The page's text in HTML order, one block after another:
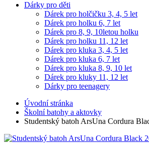
Dárky pro děti
Dárek pro holčičku 3, 4, 5 let
Dárek pro holku 6, 7 let
Dárek pro 8, 9, 10letou holku
Dárek pro holku 11, 12 let
Dárek pro kluka 3, 4, 5 let
Dárek pro kluka 6, 7 let
Dárek pro kluka 8, 9, 10 let
Dárek pro kluky 11, 12 let
Dárky pro teenagery
Úvodní stránka
Školní batohy a aktovky
Studentský batoh ArsUna Cordura